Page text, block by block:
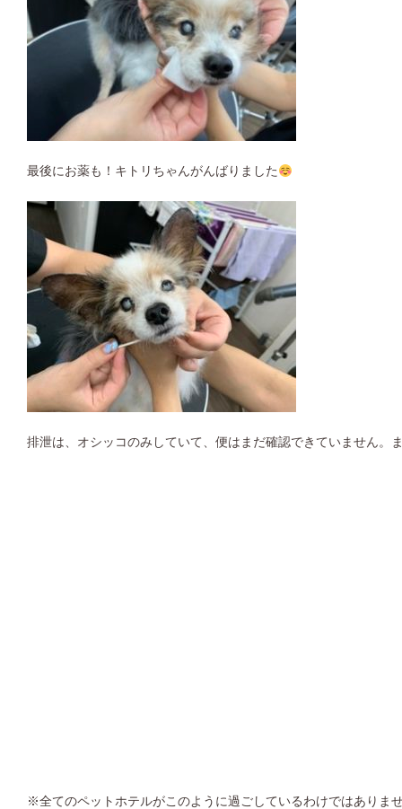
最後にお薬も！キトリちゃんがんばりました
排泄は、オシッコのみしていて、便はまだ確認できていません。
※全てのペットホテルがこのように過ごしているわけではありま